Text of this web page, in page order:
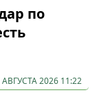
по
АВГУСТА 2026 11:22